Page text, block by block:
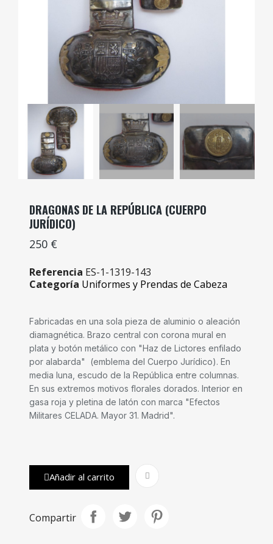
DRAGONAS DE LA REPÚBLICA (CUERPO
JURÍDICO)
250 €
Referencia ES-1-1319-143
Categoría Uniformes y Prendas de Cabeza
Fabricadas en una sola pieza de aluminio o aleación
diamagnética. Brazo central con corona mural en
plata y botón metálico con "Haz de Lictores enfilado
por alabarda" (emblema del Cuerpo Jurídico). En
media luna, escudo de la República entre columnas.
En sus extremos motivos florales dorados. Interior en
gasa roja y pletina de latón con marca "Efectos
Militares CELADA. Mayor 31. Madrid".
Añadir al carrito
Compartir